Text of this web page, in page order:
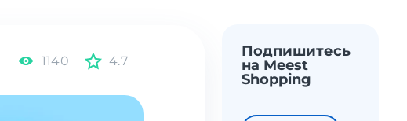
1140 4.7
Подпишитесь
на Meest
Shopping